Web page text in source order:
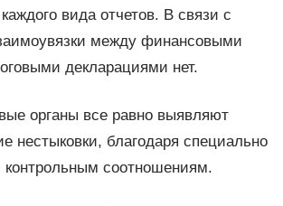
вида отчетов. В связи с
между финансовыми
декларациями нет.
органы все равно выявляют
нестыковки, благодаря специально
контрольным соотношениям.